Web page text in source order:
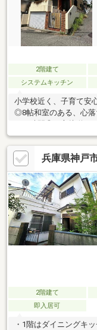
2階建て
システムキッチン
小学校近く、子育て安
◎8帖和室のある、心
快適な暮らし
兵庫県神戸
2階建て
即入居可
・1階はダイニングキ